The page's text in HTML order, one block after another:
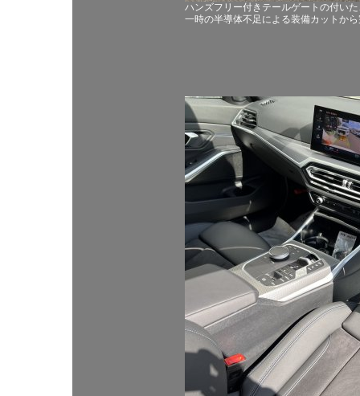
ハンズフリー付きテールゲートの付い
一時の半導体不足による装備カットか